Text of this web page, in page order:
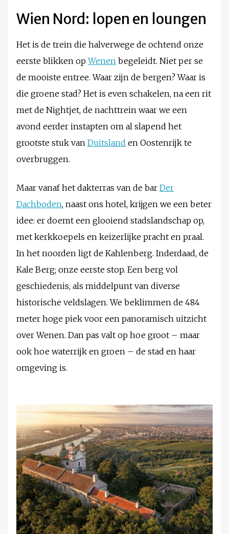
Wien Nord: lopen en loungen
Het is de trein die halverwege de ochtend onze
eerste blikken opWenen begeleidt. Niet per se
de mooiste entree. Waar zijn de bergen? Waar is
die groene stad? Het is even schakelen, na een rit
met de Nightjet, de nachttrein waar we een
avond eerder instapten om al slapend het
grootste stuk van Duitsland en Oostenrijk te
overbruggen.
Maar vanaf het dakterras van de bar Der
Dachboden, naast ons hotel, krijgen we een beter
idee: er doemt een glooiend stadslandschap op,
met kerkkoepels en keizerlijke pracht en praal.
In het noorden ligt de Kahlenberg. Inderdaad, de
Kale Berg; onze eerste stop. Een berg vol
geschiedenis, als middelpunt van diverse
historische veldslagen. We beklimmen de 484
meter hoge piek voor een panoramisch uitzicht
over Wenen. Dan pas valt op hoe groot – maar
ook hoe waterrijk en groen – de stad en haar
omgeving is.